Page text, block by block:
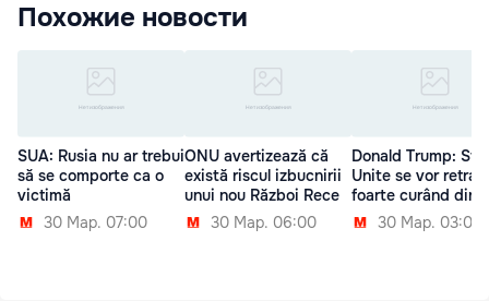
Похожие новости
SUA: Rusia nu ar trebui
să se comporte ca o
victimă
30 Мар. 07:00
ONU avertizează că
există riscul izbucnirii
unui nou Război Rece
30 Мар. 06:00
Donald Trump:
Unite se vor
foarte curând din
30 Мар. 03:00